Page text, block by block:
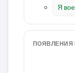
Я
ПОЯВЛЕНИЯ В